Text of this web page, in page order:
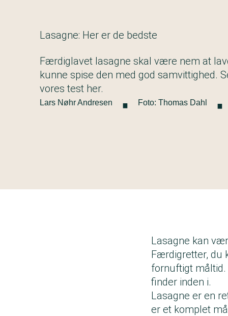
Lasagne: Her er de bedste
Færdiglavet lasagne skal være nem at
kunne spise den med god samvittighed.
vores test her.
Lars Nøhr Andresen · Foto: Thomas Dahl ·
Lasagne kan
Færdigretter, du
fornuftigt måltid.
finder inden i.
Lasagne er en
er et komplet